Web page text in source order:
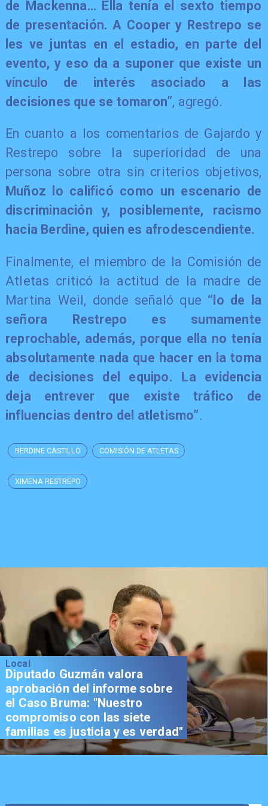
de Mackenna… Ella tenía el sexto tiempo
de presentación. A Cooper y Restrepo se
les ve juntas en el estadio, en parte del
evento, y eso da a suponer que existe un
vínculo de interés asociado a las
decisiones que se tomaron”, agregó.
En cuanto a los comentarios de Gajardo y
Restrepo sobre la superioridad de una
persona sobre otra sin criterios objetivos,
Muñoz lo calificó como un escenario de
discriminación y, posiblemente, racismo
hacia Berdine, quien es afrodescendiente.
Finalmente, el miembro de la Comisión de
Atletas criticó la actitud de la madre de
Martina Weil, donde señaló que “lo de la
señora Restrepo es sumamente
reprochable, además, porque ella no tenía
absolutamente nada que hacer en la toma
de decisiones del equipo. La evidencia
deja entrever que existe tráfico de
influencias dentro del atletismo”.
BERDINE CASTILLO COMISIÓN DE ATLETAS
XIMENA RESTREPO
Local
Diputado Guzmán valora
aprobación del informe sobre
el Caso Bruma: "Nuestro
compromiso con las siete
familias es justicia y es verdad"